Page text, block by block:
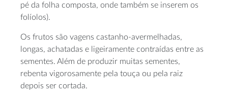
pé da folha composta, onde também se inserem os
folíolos).
Os frutos são vagens castanho-avermelhadas,
longas, achatadas e ligeiramente contraídas entre as
sementes. Além de produzir muitas sementes,
rebenta vigorosamente pela touça ou pela raiz
depois ser cortada.